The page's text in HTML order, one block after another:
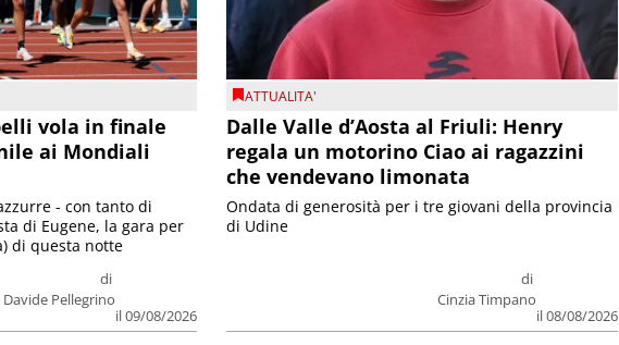
vola in finale
ai Mondiali
di
Davide Pellegrino
il 09/08/2026
- con tanto di
di Eugene, la gara per
di questa notte
ATTUALITA'
Dalle Valle d’Aosta al Friuli: Henry
regala un motorino Ciao ai ragazzini
che vendevano limonata
di
Cinzia Timpano
il 08/08/2026
Ondata di generosità per i tre giovani della provincia
di Udine